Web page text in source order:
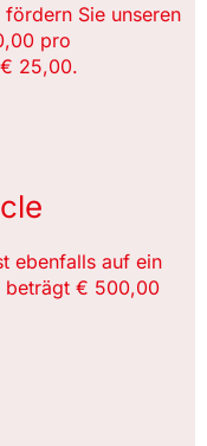
Sie unseren
pro
25,00.
ebenfalls auf ein
beträgt € 500,00